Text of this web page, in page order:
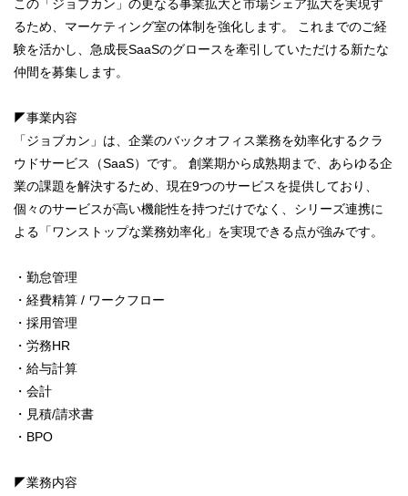
この「ジョブカン」の更なる事業拡大と市場シェア拡大を実現す
るため、マーケティング室の体制を強化します。 これまでのご経
験を活かし、急成長SaaSのグロースを牽引していただける新たな
仲間を募集します。
◤事業内容
「ジョブカン」は、企業のバックオフィス業務を効率化するクラ
ウドサービス（SaaS）です。 創業期から成熟期まで、あらゆる企
業の課題を解決するため、現在9つのサービスを提供しており、
個々のサービスが高い機能性を持つだけでなく、シリーズ連携に
よる「ワンストップな業務効率化」を実現できる点が強みです。
・勤怠管理
・経費精算 / ワークフロー
・採用管理
・労務HR
・給与計算
・会計
・見積/請求書
・BPO
◤業務内容